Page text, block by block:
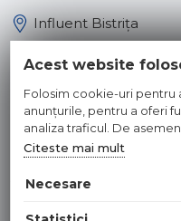
Influent Bistrița
Influent Dej
© 2026 INFLUENT SRL
Toate preturile sunt
Acest website
Folosim cookie-uri pentru
anunțurile, pentru a oferi
analiza traficul. De
rețele sociale, de
la modul în care folosiți
cu alte informații oferite
Citeste mai mult
Necesare